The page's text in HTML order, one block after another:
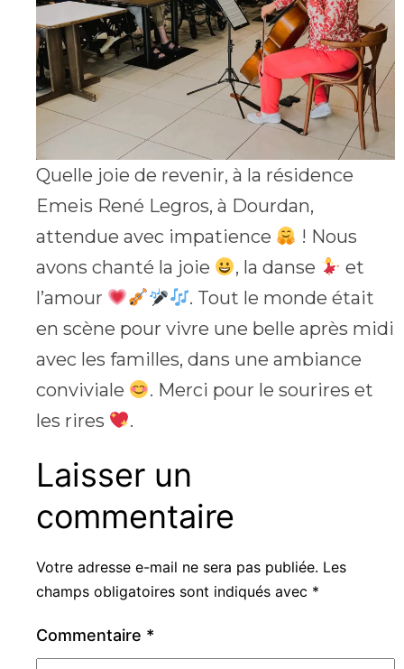
Quelle joie de revenir, à la résidence
Emeis René Legros, à Dourdan,
attendue avec impatience
! Nous
avons chanté la joie
, la danse
et
l’amour
. Tout le monde était
en scène pour vivre une belle après midi
avec les familles, dans une ambiance
conviviale
. Merci pour le sourires et
les rires
.
Laisser un
commentaire
Votre adresse e-mail ne sera pas publiée. Les
champs obligatoires sont indiqués avec *
Commentaire *